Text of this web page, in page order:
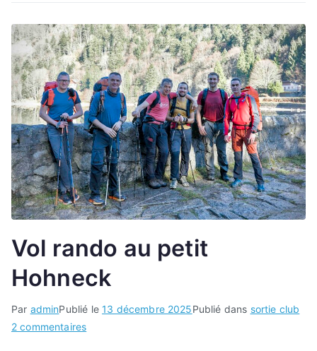
Vol rando au petit
Hohneck
Par adminPublié le13 décembre 2025Publié dans sortie club
2 commentairessur